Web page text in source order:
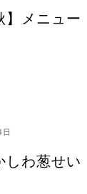
】メニュー
しわ葱せい